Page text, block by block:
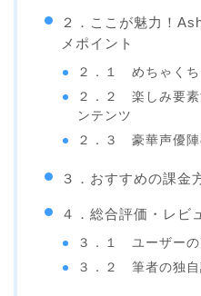
２．ここが魅力！
メポイント
２．１ めちゃくち
２．２ 楽しみ要素
ンテンツ
２．３ 豪華声優陣
３．おすすめの課金
４．総合評価・レビ
３．１ ユーザーの
３．２ 筆者の独自